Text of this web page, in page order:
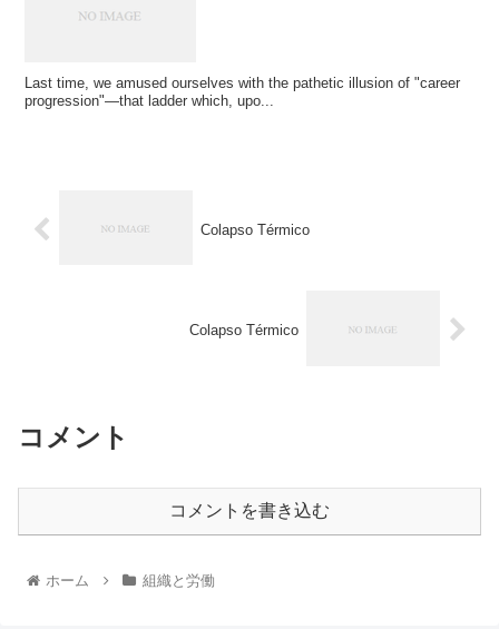
Last time, we amused ourselves with the pathetic illusion of "career
progression"—that ladder which, upo...
Colapso Térmico
Colapso Térmico
コメント
コメントを書き込む
ホーム 組織と労働